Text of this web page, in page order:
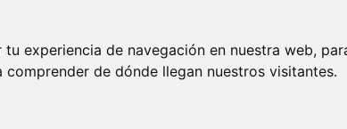
experiencia de navegación en nuestra web,
de dónde llegan nuestros visitantes.
PUBLICIDAD EN LA REVISTA QUÉ LEER SORTEO-